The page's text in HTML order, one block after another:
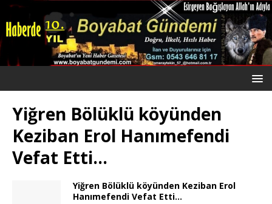
Yiğren Bölüklü köyünden
Keziban Erol Hanımefendi
Vefat Etti…
Yiğren Bölüklü köyünden Keziban Erol
Hanımefendi Vefat Etti…